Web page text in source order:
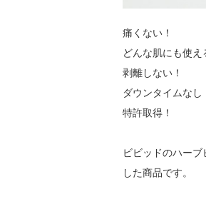
痛くない！
どんな肌にも使え
剥離しない！
ダウンタイムなし
特許取得！
ビビッドのハー
した商品です。